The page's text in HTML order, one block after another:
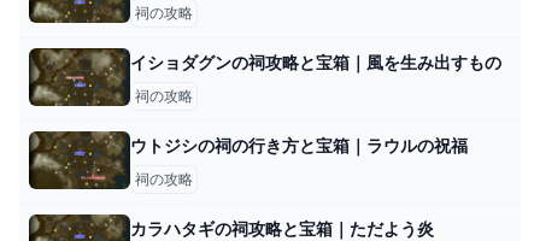
祠の攻略
イショダグンの祠攻略と宝箱｜風を生み出すもの
祠の攻略
ウトジシの祠の行き方と宝箱｜ラウルの祝福
祠の攻略
カラハタギの祠攻略と宝箱｜ただよう炎